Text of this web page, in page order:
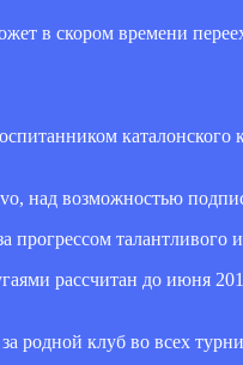
в скором времени
над возможностью
прогрессом талантливого
рассчитан до июня
родной клуб во всех